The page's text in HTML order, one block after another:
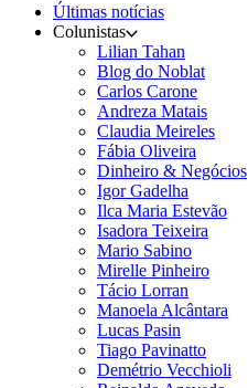
Últimas notícias
Colunistas
Lilian Tahan
Blog do Noblat
Carlos Carone
Andreza Matais
Claudia Meireles
Fábia Oliveira
Dinheiro & Negócios
Igor Gadelha
Ilca Maria Estevão
Isadora Teixeira
Mario Sabino
Mirelle Pinheiro
Tácio Lorran
Manoela Alcântara
Lucas Pasin
Tiago Pavinatto
Demétrio Vecchioli